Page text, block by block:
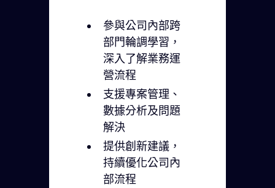
參與公司內部跨
部門輪調學習，
深入了解業務運
營流程
支援專案管理、
數據分析及問題
解決
提供創新建議，
持續優化公司內
部流程